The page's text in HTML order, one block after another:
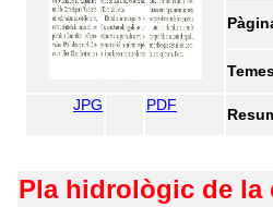
JPG PDF
Pla hidrològic de la